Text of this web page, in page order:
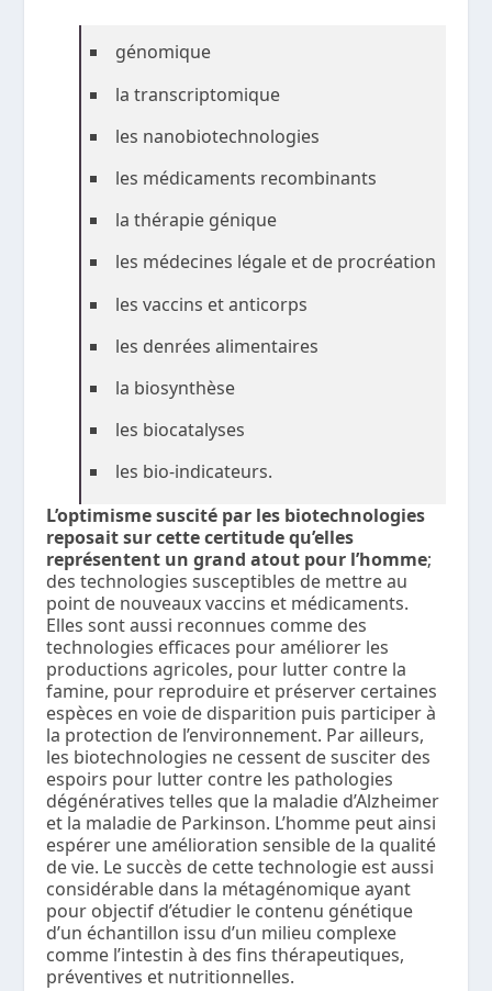
génomique
la transcriptomique
les nanobiotechnologies
les médicaments recombinants
la thérapie génique
les médecines légale et de procréation
les vaccins et anticorps
les denrées alimentaires
la biosynthèse
les biocatalyses
les bio-indicateurs.
L’optimisme suscité par les biotechnologies
reposait sur cette certitude qu’elles
représentent un grand atout pour l’homme;
des technologies susceptibles de mettre au
point de nouveaux vaccins et médicaments.
Elles sont aussi reconnues comme des
technologies efficaces pour améliorer les
productions agricoles, pour lutter contre la
famine, pour reproduire et préserver certaines
espèces en voie de disparition puis participer à
la protection de l’environnement. Par ailleurs,
les biotechnologies ne cessent de susciter des
espoirs pour lutter contre les pathologies
dégénératives telles que la maladie d’Alzheimer
et la maladie de Parkinson. L’homme peut ainsi
espérer une amélioration sensible de la qualité
de vie. Le succès de cette technologie est aussi
considérable dans la métagénomique ayant
pour objectif d’étudier le contenu génétique
d’un échantillon issu d’un milieu complexe
comme l’intestin à des fins thérapeutiques,
préventives et nutritionnelles.